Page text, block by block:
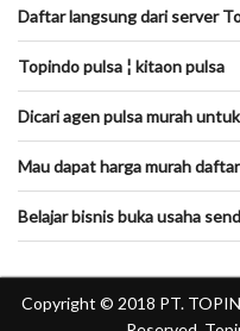
Daftar langsung dari server
Topindo pulsa ¦ kitaon pulsa
Dicari agen pulsa murah
Mau dapat harga murah
Belajar bisnis buka usaha
Copyright © 2018 PT.